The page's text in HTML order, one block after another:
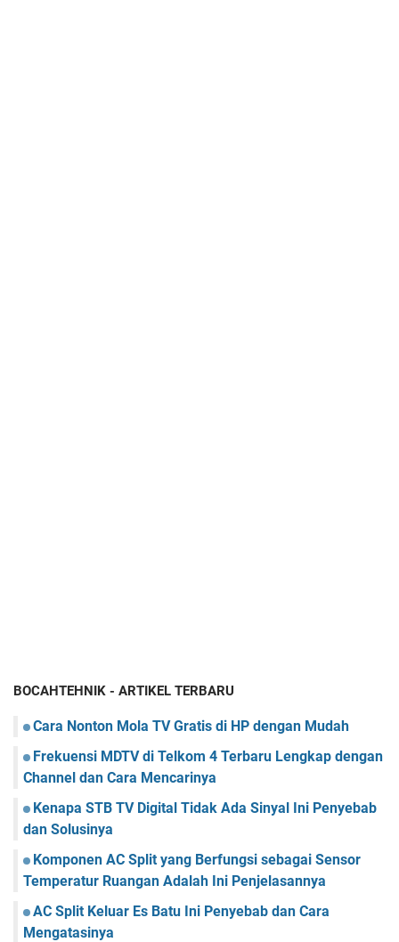
BOCAHTEHNIK - ARTIKEL TERBARU
Cara Nonton Mola TV Gratis di HP dengan Mudah
Frekuensi MDTV di Telkom 4 Terbaru Lengkap dengan
Channel dan Cara Mencarinya
Kenapa STB TV Digital Tidak Ada Sinyal Ini Penyebab
dan Solusinya
Komponen AC Split yang Berfungsi sebagai Sensor
Temperatur Ruangan Adalah Ini Penjelasannya
AC Split Keluar Es Batu Ini Penyebab dan Cara
Mengatasinya